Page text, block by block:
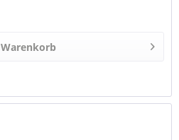
Warenkorb